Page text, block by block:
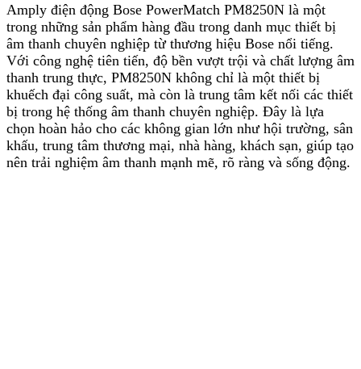
Amply điện động Bose PowerMatch PM8250N là một
trong những sản phẩm hàng đầu trong danh mục thiết bị
âm thanh chuyên nghiệp từ thương hiệu Bose nổi tiếng.
Với công nghệ tiên tiến, độ bền vượt trội và chất lượng âm
thanh trung thực, PM8250N không chỉ là một thiết bị
khuếch đại công suất, mà còn là trung tâm kết nối các thiết
bị trong hệ thống âm thanh chuyên nghiệp. Đây là lựa
chọn hoàn hảo cho các không gian lớn như hội trường, sân
khấu, trung tâm thương mại, nhà hàng, khách sạn, giúp tạo
nên trải nghiệm âm thanh mạnh mẽ, rõ ràng và sống động.